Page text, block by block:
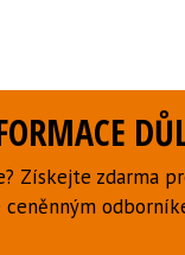
Získejte zdarma
ceněnným